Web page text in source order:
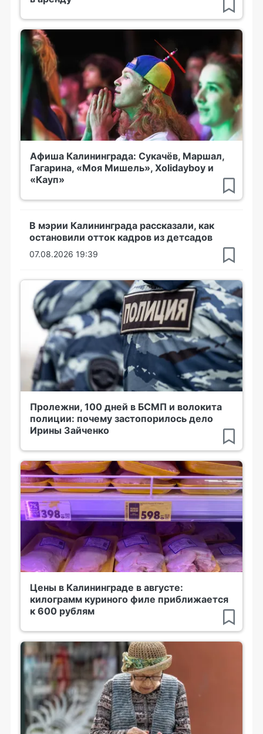
Афиша Калининграда: Сукачёв, Маршал,
Гагарина, «Моя Мишель», Xolidayboy и
«Кауп»
В мэрии Калининграда рассказали, как
остановили отток кадров из детсадов
07.08.2026 19:39
Пролежни, 100 дней в БСМП и волокита
полиции: почему застопорилось дело
Ирины Зайченко
Цены в Калининграде в августе:
килограмм куриного филе приближается
к 600 рублям